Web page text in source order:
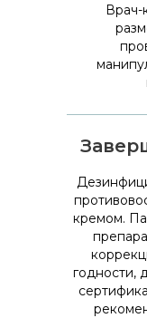
Врач-
кремом.
годности,